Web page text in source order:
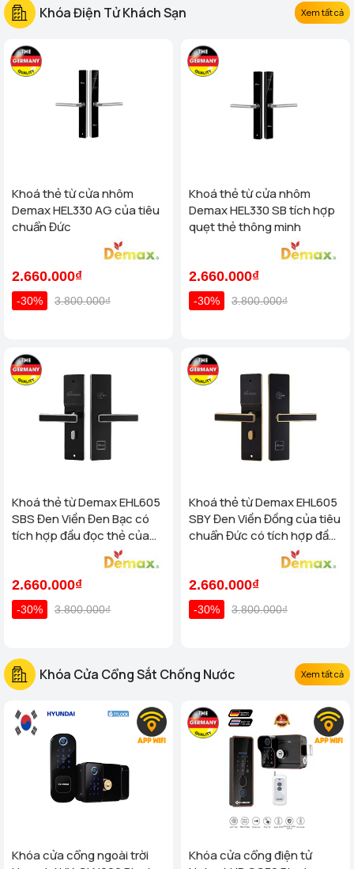
Khóa Điện Tử Khách Sạn Xem tất cả
Khoá thẻ từ cửa nhôm
Demax HEL330 AG của tiêu
chuẩn Đức
2.660.000₫
-30% 3.800.000₫
Khoá thẻ từ cửa nhôm
Demax HEL330 SB tích hợp
quẹt thẻ thông minh
2.660.000₫
-30% 3.800.000₫
Khoá thẻ từ Demax EHL605
SBS Đen Viền Đen Bạc có
tích hợp đầu đọc thẻ của
2.660.000₫
-30% 3.800.000₫
Khoá thẻ từ Demax EHL605
SBY Đen Viền Đồng của tiêu
chuẩn Đức có tích hợp đầu
2.660.000₫
-30% 3.800.000₫
Khóa Cửa Cổng Sắt Chống Nước Xem tất cả
Khóa cửa cổng ngoài trời
Khóa cửa cổng điện tử